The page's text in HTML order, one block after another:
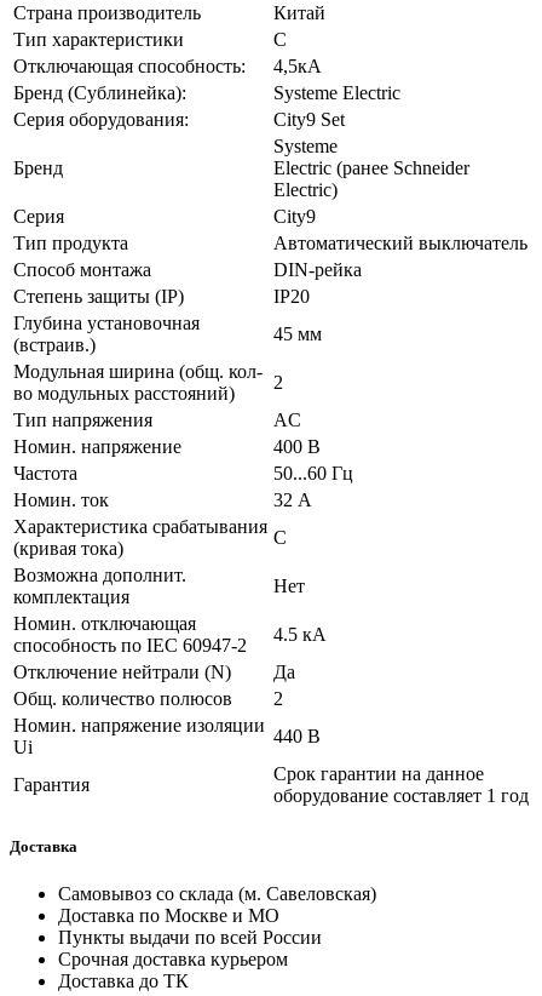
Страна производитель
Китай
Тип характеристики
C
Отключающая способность:
4,5кА
Бренд (Сублинейка):
Systeme Electric
Серия оборудования:
City9 Set
Бренд
Systeme
Electric (ранее Schneider
Electric)
Серия
City9
Тип продукта
Автоматический выключатель
Способ монтажа
DIN-рейка
Степень защиты (IP)
IP20
Глубина установочная
(встраив.)
45 мм
Модульная ширина (общ. кол-
во модульных расстояний)
2
Тип напряжения
AC
Номин. напряжение
400 В
Частота
50...60 Гц
Номин. ток
32 А
Характеристика срабатывания
(кривая тока)
C
Возможна дополнит.
комплектация
Нет
Номин. отключающая
способность по IEC 60947-2
4.5 кА
Отключение нейтрали (N)
Да
Общ. количество полюсов
2
Номин. напряжение изоляции
Ui
440 В
Гарантия
Срок гарантии на данное
оборудование составляет 1 год
Доставка
Самовывоз со склада (м. Савеловская)
Доставка по Москве и МО
Пункты выдачи по всей России
Срочная доставка курьером
Доставка до ТК